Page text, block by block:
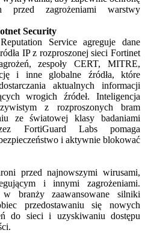
przed zagrożeniami warstwy
Security
Service agreguje dane
IP z rozproszonej sieci Fortinet
zespoły CERT, MITRE,
i inne globalne źródła, które
aktualnych informacji
wrogich źródeł. Inteligencja
z rozproszonych bram
ze światowej klasy badaniami
FortiGuard Labs pomaga
i aktywnie blokować
przed najnowszymi wirusami,
i innymi zagrożeniami.
w branży zaawansowane silniki
przedostawaniu się nowych
do sieci i uzyskiwaniu dostępu